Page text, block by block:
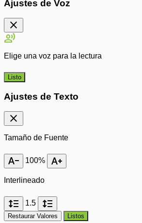
Ajustes de Voz
close
record_voice_over
Elige una voz para la lectura
Listo
Ajustes de Texto
close
Tamaño de Fuente
text_decrease 100% text_increase
Interlineado
format_line_spacing 1.5 format_line_spacing
Restaurar Valores Listos